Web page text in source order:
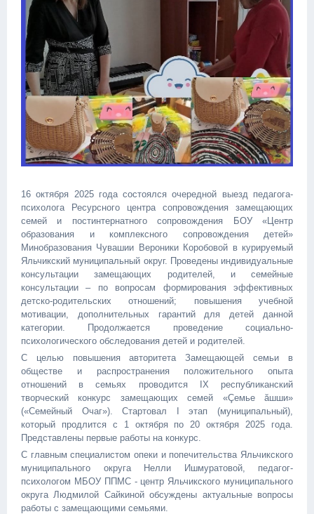
16 октября 2025 года состоялся очередной выезд педагога-
психолога Ресурсного центра сопровождения замещающих
семей и постинтернатного сопровождения БОУ «Центр
образования и комплексного сопровождения детей»
Минобразования Чувашии Вероники Коробовой в курируемый
Яльчикский муниципальный округ. Проведены индивидуальные
консультации замещающих родителей, и семейные
консультации – по вопросам формирования эффективных
детско-родительских отношений; повышения учебной
мотивации, дополнительных гарантий для детей данной
категории. Продолжается проведение социально-
психологического обследования детей и родителей.
С целью повышения авторитета Замещающей семьи в
обществе и распространения положительного опыта
отношений в семьях проводится IX республиканский
творческий конкурс замещающих семей «Çемье ăшши»
(«Семейный Очаг»). Стартовал I этап (муниципальный),
который продлится с 1 октября по 20 октября 2025 года.
Представлены первые работы на конкурс.
С главным специалистом опеки и попечительства Яльчикского
муниципального округа Нелли Ишмуратовой, педагог-
психологом МБОУ ППМС - центр Яльчикского муниципального
округа Людмилой Сайкиной обсуждены актуальные вопросы
работы с замещающими семьями.